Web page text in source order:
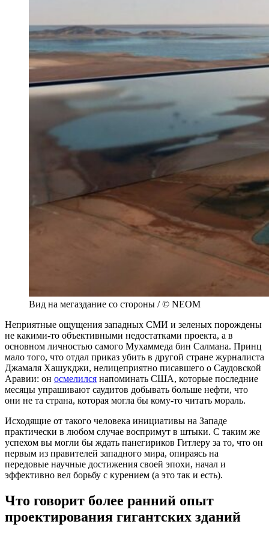
Вид на мегаздание со стороны / © NEOM
Неприятные ощущения западных СМИ и зеленых порождены
не какими-то объективными недостатками проекта, а в
основном личностью самого Мухаммеда бин Салмана. Принц
мало того, что отдал приказ убить в другой стране журналиста
Джамаля Хашукджи, нелицеприятно писавшего о Саудовской
Аравии: он осмелился напоминать США, которые последние
месяцы упрашивают саудитов добывать больше нефти, что
они не та страна, которая могла бы кому-то читать мораль.
Исходящие от такого человека инициативы на Западе
практически в любом случае воспримут в штыки. С таким же
успехом вы могли бы ждать панегириков Гитлеру за то, что он
первым из правителей западного мира, опираясь на
передовые научные достижения своей эпохи, начал и
эффективно вел борьбу с курением (а это так и есть).
Что говорит более ранний опыт
проектирования гигантских зданий